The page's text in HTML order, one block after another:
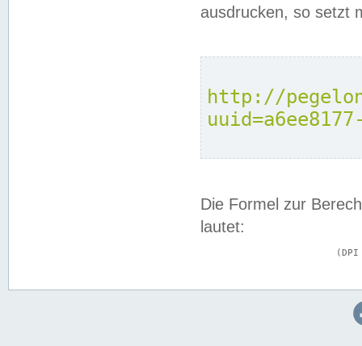
ausdrucken, so setzt
http://
Die Formel zur
lautet: